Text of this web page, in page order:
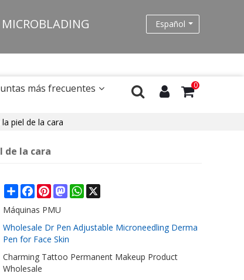
Español
más frecuentes
0
piel de la cara
de la cara
ShareFacebook
PinterestMastodonWhatsApp
X
Máquinas PMU
Wholesale Dr Pen Adjustable Microneedling Derma
Pen for Face Skin
Charming Tattoo Permanent Makeup Product
Wholesale